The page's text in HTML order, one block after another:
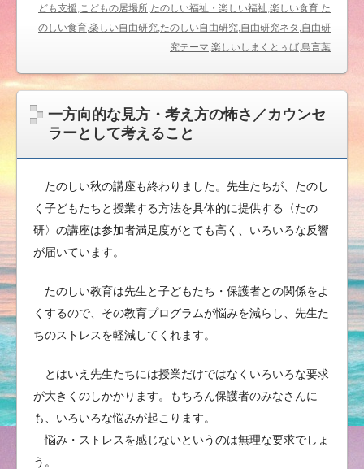
ども支援,こどもの居場所,たのしい福祉・楽しい福祉,楽しい食育 た
のしい食育,楽しい自由研究,たのしい自由研究,自由研究ネタ,自由研
究テーマ,楽しいしまくとぅば,島言葉
一方向的な見方・考え方の怖さ／カウンセ
ラーとして考えること
たのしい秋の講座も終わりました。先生たちが、たのし
く子どもたちと授業する方法を具体的に提供する〈たの
研〉の講座は参加者満足度がとても高く、いろいろな反響
が届いています。
たのしい教育は先生と子どもたち・保護者との関係をよ
くするので、その教育プログラムが悩みを減らし、先生た
ちのストレスを軽減してくれます。
とはいえ先生たちには授業だけではなくいろいろな要求
が大きくのしかかります。もちろん保護者のみなさんに
も、いろいろな悩みが起こります。
悩み・ストレスを感じないというのは無理な要求でしょ
う。